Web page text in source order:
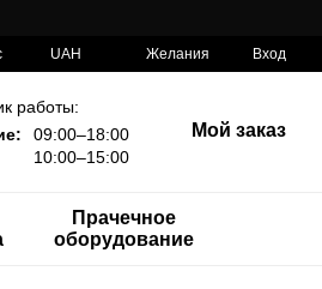
UAH Желания Вход
работы:
09:00–18:00
10:00–15:00
Мой заказ
Прачечное
оборудование